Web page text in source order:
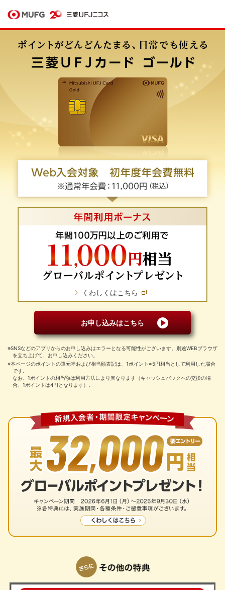
くわしくはこちら
お申し込みはこちら
※SNSなどのアプリからのお申し込みはエラーとなる可能性がございます。別途WEBブラウザ
を立ち上げて、お申し込みください。
※本ページのポイントの還元率および相当額表記は、1ポイント=5円相当として利用した場合
です。
なお、1ポイントの相当額は利用方法により異なります（キャッシュバックへの交換の場
合、1ポイントは4円となります）。